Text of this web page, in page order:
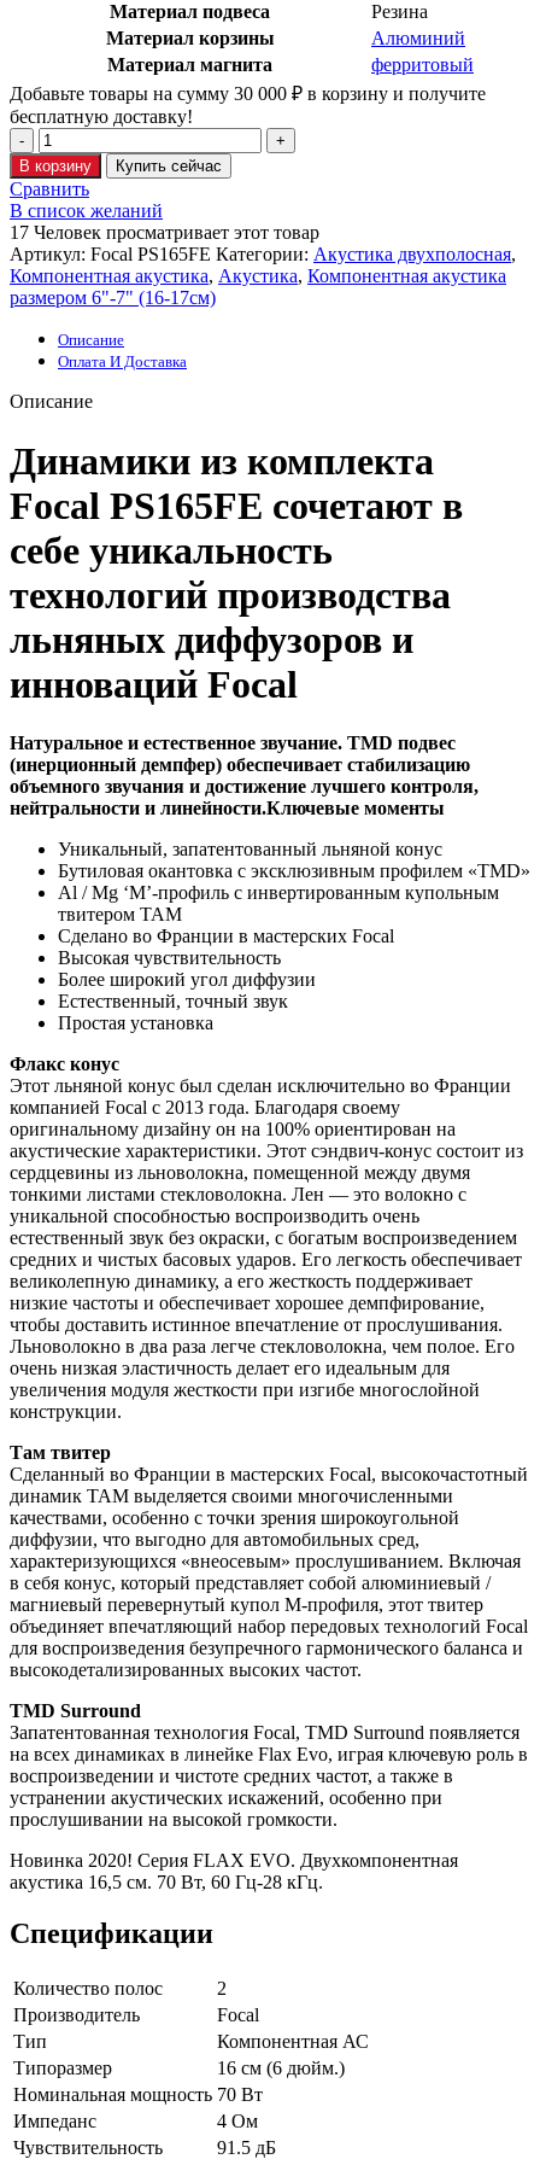
Материал подвеса
Резина
Материал корзины
Алюминий
Материал магнита
ферритовый
Добавьте товары на сумму 30 000 ₽ в корзину и получите
бесплатную доставку!
В корзину Купить сейчас
Сравнить
В список желаний
17 Человек просматривает этот товар
Артикул: Focal PS165FE Категории: Акустика двухполосная,
Компонентная акустика, Акустика, Компонентная акустика
размером 6"-7" (16-17см)
Описание
Оплата И Доставка
Описание
Динамики из комплекта
Focal PS165FE сочетают в
себе уникальность
технологий производства
льняных диффузоров и
инноваций Focal
Натуральное и естественное звучание. TMD подвес
(инерционный демпфер) обеспечивает стабилизацию
объемного звучания и достижение лучшего контроля,
нейтральности и линейности.Ключевые моменты
Уникальный, запатентованный льняной конус
Бутиловая окантовка с эксклюзивным профилем «TMD»
Al / Mg ‘M’-профиль с инвертированным купольным
твитером TAM
Сделано во Франции в мастерских Focal
Высокая чувствительность
Более широкий угол диффузии
Естественный, точный звук
Простая установка
Флакс конус
Этот льняной конус был сделан исключительно во Франции
компанией Focal с 2013 года. Благодаря своему
оригинальному дизайну он на 100% ориентирован на
акустические характеристики. Этот сэндвич-конус состоит из
сердцевины из льноволокна, помещенной между двумя
тонкими листами стекловолокна. Лен — это волокно с
уникальной способностью воспроизводить очень
естественный звук без окраски, с богатым воспроизведением
средних и чистых басовых ударов. Его легкость обеспечивает
великолепную динамику, а его жесткость поддерживает
низкие частоты и обеспечивает хорошее демпфирование,
чтобы доставить истинное впечатление от прослушивания.
Льноволокно в два раза легче стекловолокна, чем полое. Его
очень низкая эластичность делает его идеальным для
увеличения модуля жесткости при изгибе многослойной
конструкции.
Там твитер
Сделанный во Франции в мастерских Focal, высокочастотный
динамик TAM выделяется своими многочисленными
качествами, особенно с точки зрения широкоугольной
диффузии, что выгодно для автомобильных сред,
характеризующихся «внеосевым» прослушиванием. Включая
в себя конус, который представляет собой алюминиевый /
магниевый перевернутый купол M-профиля, этот твитер
объединяет впечатляющий набор передовых технологий Focal
для воспроизведения безупречного гармонического баланса и
высокодетализированных высоких частот.
TMD Surround
Запатентованная технология Focal, TMD Surround появляется
на всех динамиках в линейке Flax Evo, играя ключевую роль в
воспроизведении и чистоте средних частот, а также в
устранении акустических искажений, особенно при
прослушивании на высокой громкости.
Новинка 2020! Серия FLAX EVO. Двухкомпонентная
акустика 16,5 см. 70 Вт, 60 Гц-28 кГц.
Спецификации
Количество полос
2
Производитель
Focal
Тип
Компонентная АС
Типоразмер
16 см (6 дюйм.)
Номинальная мощность 70 Вт
Импеданс
4 Ом
Чувствительность
91.5 дБ